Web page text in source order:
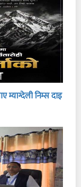
म्याग्देली निम्स दाइ